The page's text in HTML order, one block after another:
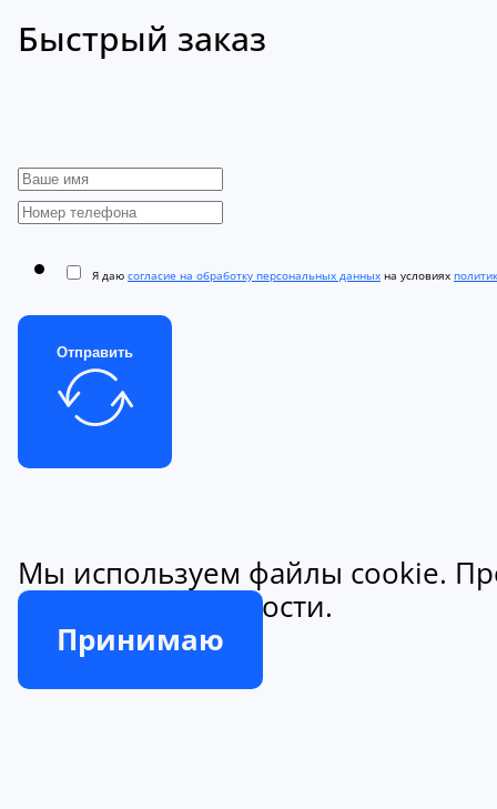
Быстрый заказ
Я даю согласие на обработку персональных данных на условиях
Отправить
Мы используем файлы cookie.
конфиденциальности.
Принимаю